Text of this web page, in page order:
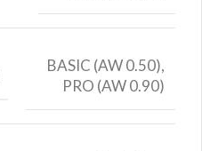
BASIC (AW 0.50),
PRO (AW 0.90)